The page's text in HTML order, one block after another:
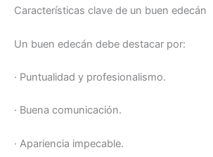
Características clave de un buen edecán
Un buen edecán debe destacar por:
· Puntualidad y profesionalismo.
· Buena comunicación.
· Apariencia impecable.